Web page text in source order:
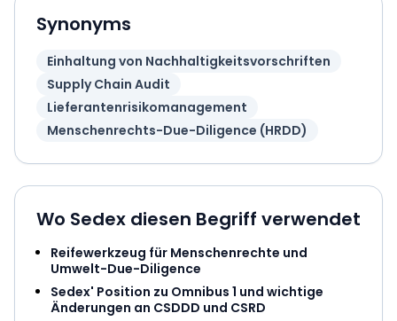
Synonyms
Einhaltung von Nachhaltigkeitsvorschriften
Supply Chain Audit
Lieferantenrisikomanagement
Menschenrechts-Due-Diligence (HRDD)
Wo Sedex diesen Begriff verwendet
Reifewerkzeug für Menschenrechte und
Umwelt-Due-Diligence
Sedex' Position zu Omnibus 1 und wichtige
Änderungen an CSDDD und CSRD